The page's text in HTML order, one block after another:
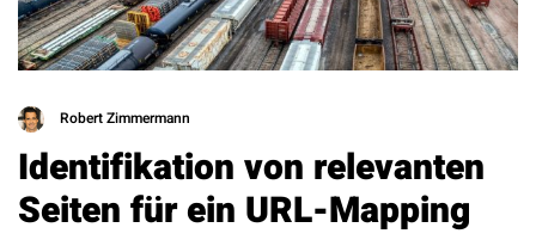
Robert Zimmermann
Identifikation von relevanten
Seiten für ein URL-Mapping